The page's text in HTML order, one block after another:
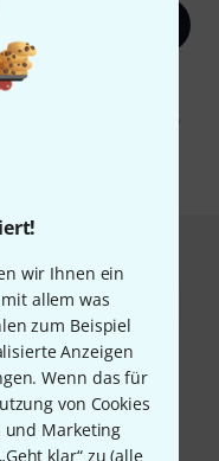
wir Ihnen ein
allem was
zum Beispiel
Anzeigen
Wenn das für
von Cookies
und Marketing
klar“ zu (alle
dem Erhalt von E-Mail-
zu. Die
finden Sie in
Nachnahme,
Sofort bezahlen